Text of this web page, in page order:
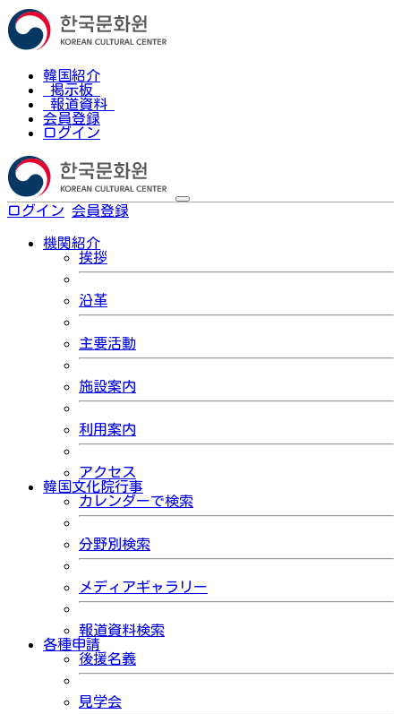
韓国紹介
掲示板
報道資料
会員登録
ログイン
ログイン 会員登録
機関紹介
挨拶
沿革
主要活動
施設案内
利用案内
アクセス
韓国文化院行事
カレンダーで検索
分野別検索
メディアギャラリー
報道資料検索
各種申請
後援名義
見学会